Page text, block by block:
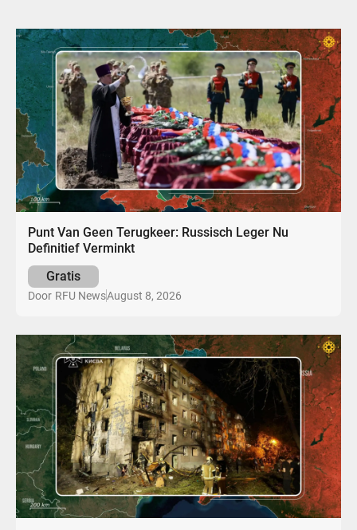
Punt Van Geen Terugkeer: Russisch Leger Nu
Definitief Verminkt
Gratis
Door RFU NewsAugust 8, 2026